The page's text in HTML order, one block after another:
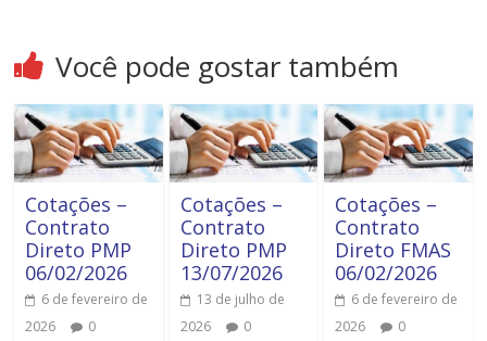
Você pode gostar também
Cotações –
Contrato
Direto PMP
06/02/2026
6 de fevereiro de
2026
0
Cotações –
Contrato
Direto PMP
13/07/2026
13 de julho de
2026
0
Cotações –
Contrato
Direto FMAS
06/02/2026
6 de fevereiro de
2026
0